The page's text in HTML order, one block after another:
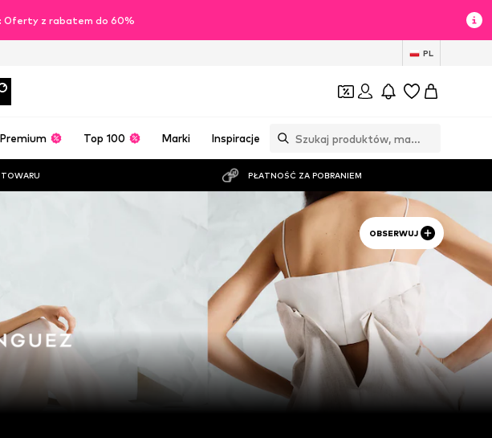
Oferty z rabatem do 60%
PL
Premium Top 100 Marki Inspiracje
PŁATNOŚĆ ZA POBRANIEM
OBSERWUJ